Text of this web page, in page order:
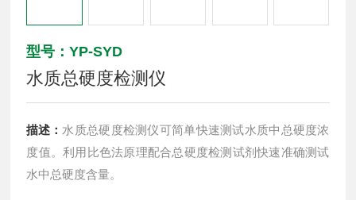
型号：YP-SYD
水质总硬度检测仪
描述： 水质总硬度检测仪可简单快速测试水质中总硬度浓
度值。利用比色法原理配合总硬度检测试剂快速准确测试
水中总硬度含量。